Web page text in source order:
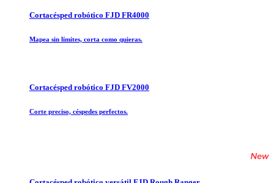
Cortacésped robótico FJD FR4000
Mapea sin límites, corta como quieras.
Cortacésped robótico FJD FV2000
Corte preciso, céspedes perfectos.